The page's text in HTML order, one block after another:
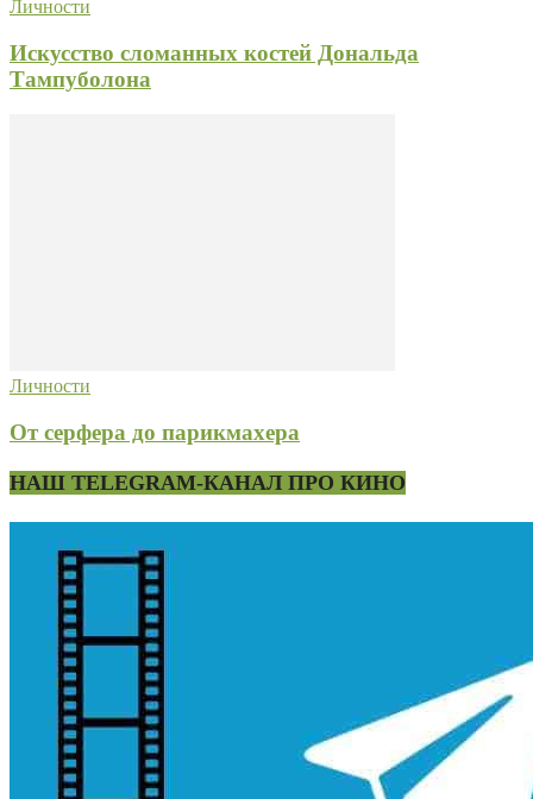
Личности
Искусство сломанных костей Дональда
Тампуболона
Личности
От серфера до парикмахера
НАШ TELEGRAM-КАНАЛ ПРО КИНО